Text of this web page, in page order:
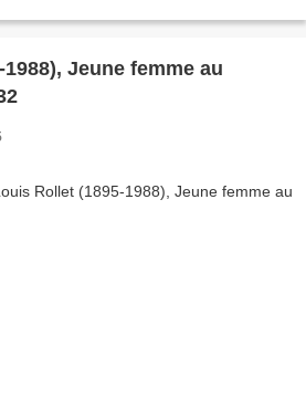
Jeune femme au